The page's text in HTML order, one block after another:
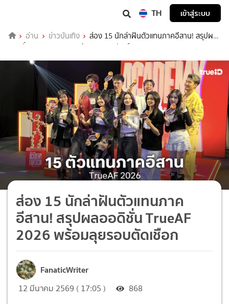
TH เข้าสู่ระบบ
อ่าน ข่าวบันเทิง
ส่อง 15 นักล่าฝันตัวแทนภาคอีสาน! สรุปผล
ออดิชั่น TrueAF 2026 พร้อมลุยรอบตัดเชือก
ส่อง 15 นักล่าฝันตัวแทนภาค
อีสาน! สรุปผลออดิชั่น TrueAF
2026 พร้อมลุยรอบตัดเชือก
FanaticWriter
12 มีนาคม 2569 ( 17:05 ) 868